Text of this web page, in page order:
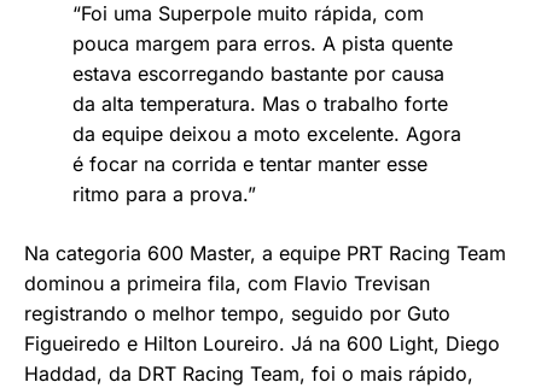
“Foi uma Superpole muito rápida, com
pouca margem para erros. A pista quente
estava escorregando bastante por causa
da alta temperatura. Mas o trabalho forte
da equipe deixou a moto excelente. Agora
é focar na corrida e tentar manter esse
ritmo para a prova.”
Na categoria 600 Master, a equipe PRT Racing Team
dominou a primeira fila, com Flavio Trevisan
registrando o melhor tempo, seguido por Guto
Figueiredo e Hilton Loureiro. Já na 600 Light, Diego
Haddad, da DRT Racing Team, foi o mais rápido,